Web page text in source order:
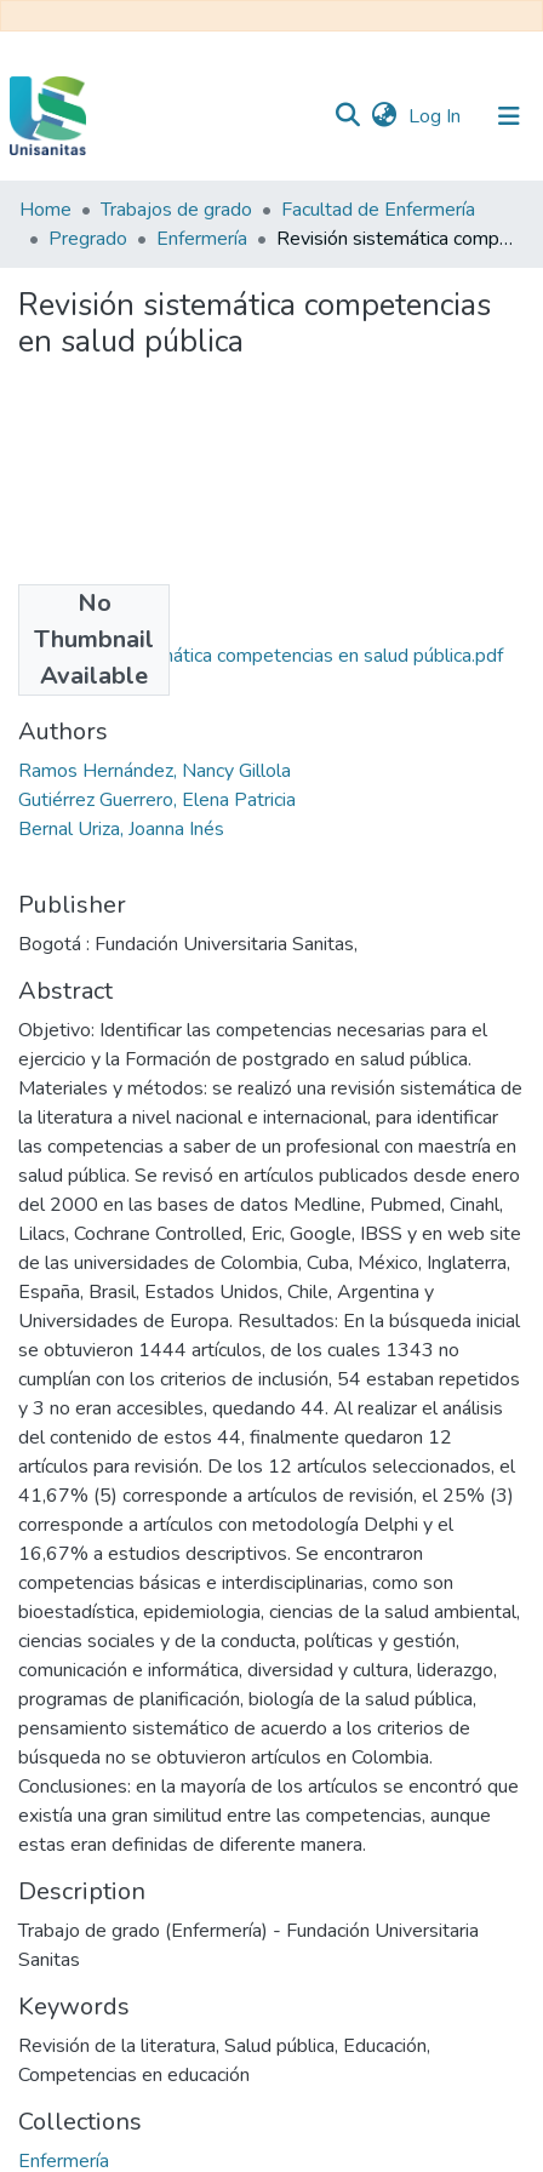
Log In (current)
Inicio
Web
Unisanitas
Biblioteca
Home Trabajos de grado
Facultad de Enfermería
Pregrado
Enfermería Revisión sistemática competencias en salud pública
Revisión sistemática competencias
en salud pública
No
Thumbnail
Available
Revisión sistemática competencias en salud pública.pdf
(824.27 KB)
Authors
Ramos Hernández, Nancy Gillola
Gutiérrez Guerrero, Elena Patricia
Bernal Uriza, Joanna Inés
Publisher
Bogotá : Fundación Universitaria Sanitas,
Abstract
Objetivo: Identificar las competencias necesarias para el
ejercicio y la Formación de postgrado en salud pública.
Materiales y métodos: se realizó una revisión sistemática de
la literatura a nivel nacional e internacional, para identificar
las competencias a saber de un profesional con maestría en
salud pública. Se revisó en artículos publicados desde enero
del 2000 en las bases de datos Medline, Pubmed, Cinahl,
Lilacs, Cochrane Controlled, Eric, Google, IBSS y en web site
de las universidades de Colombia, Cuba, México, Inglaterra,
España, Brasil, Estados Unidos, Chile, Argentina y
Universidades de Europa. Resultados: En la búsqueda inicial
se obtuvieron 1444 artículos, de los cuales 1343 no
cumplían con los criterios de inclusión, 54 estaban repetidos
y 3 no eran accesibles, quedando 44. Al realizar el análisis
del contenido de estos 44, finalmente quedaron 12
artículos para revisión. De los 12 artículos seleccionados, el
41,67% (5) corresponde a artículos de revisión, el 25% (3)
corresponde a artículos con metodología Delphi y el
16,67% a estudios descriptivos. Se encontraron
competencias básicas e interdisciplinarias, como son
bioestadística, epidemiologia, ciencias de la salud ambiental,
ciencias sociales y de la conducta, políticas y gestión,
comunicación e informática, diversidad y cultura, liderazgo,
programas de planificación, biología de la salud pública,
pensamiento sistemático de acuerdo a los criterios de
búsqueda no se obtuvieron artículos en Colombia.
Conclusiones: en la mayoría de los artículos se encontró que
existía una gran similitud entre las competencias, aunque
estas eran definidas de diferente manera.
Description
Trabajo de grado (Enfermería) - Fundación Universitaria
Sanitas
Keywords
Revisión de la literatura, Salud pública, Educación,
Competencias en educación
Collections
Enfermería